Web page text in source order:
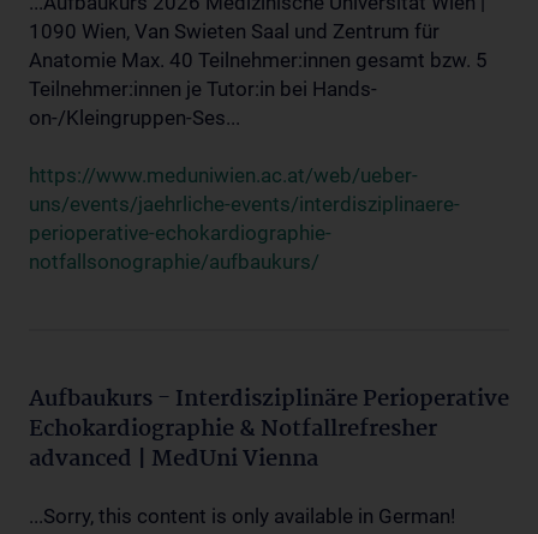
1090 Wien, Van Swieten Saal und Zentrum für
Anatomie Max. 40 Teilnehmer:innen gesamt bzw. 5
Teilnehmer:innen je Tutor:in bei Hands-
on-/Kleingruppen-Ses...
https://www.meduniwien.ac.at/web/ueber-
uns/events/jaehrliche-events/interdisziplinaere-
perioperative-echokardiographie-
notfallsonographie/aufbaukurs/
Aufbaukurs - Interdisziplinäre Perioperative
Echokardiographie & Notfallrefresher
advanced | MedUni Vienna
...Sorry, this content is only available in German!